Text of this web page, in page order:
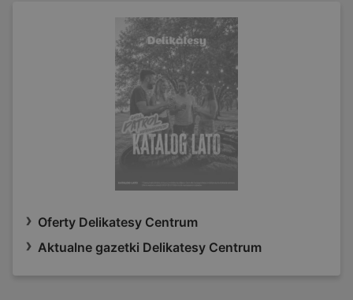
Oferty Delikatesy Centrum
Aktualne gazetki Delikatesy Centrum